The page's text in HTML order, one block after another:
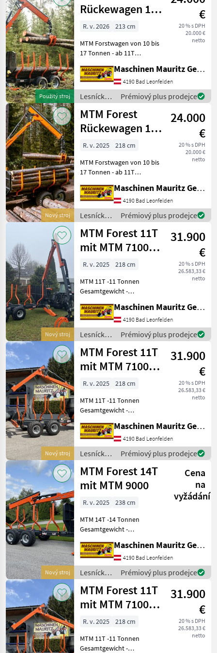
MTM
Forest
Použitý stroj
Rückewagen 10-
17 Tonnen, MTM
Forstkran
€
20 % s DPH
20.000 €
netto
R. v. 2026
213 cm
MTM Forstwagen von 10 bis
17 Tonnen - ab 11T
Knickdeichsel -
Pulverbeschichtung -
optional Forwarderrungen -
Druckluft oder hydraulische
Bremse
Maschinen Mauritz GesmbH
4190 Bad Leonfelden
Lesnícke a
drevárske
stroje /
MTM
Forest
Prémiový plus prodejce
Nový stroj
MTM Forest
Rückewagen 10-
17 Tonnen, MTM
Forstkran
24.000
€
20 % s DPH
20.000 €
netto
R. v. 2025
218 cm
MTM Forstwagen von 10 bis
17 Tonnen - ab 11T
Knickdeichsel -
Pulverbeschichtung -
optional Forwarderrungen -
Druckluft oder hydraulische
Bremse
Maschinen Mauritz GesmbH
4190 Bad Leonfelden
Lesnícke a
drevárske
stroje /
MTM
Forest
Prémiový plus prodejce
Nový stroj
MTM Forest 11T
mit MTM 7100
Kran
31.900
€
20 % s DPH
26.583,33 €
netto
R. v. 2025
218 cm
MTM 11T -11 Tonnen
Gesamtgewicht -
(200x100x6) - Flap down
Abstützung - 1x
zusätzliches Rungenpaar -
Hydraulische Bremse auf
einer Achse -
Maschinen Mauritz GesmbH
4190 Bad Leonfelden
Lesnícke a
drevárske
stroje /
MTM
Forest
Prémiový plus prodejce
Nový stroj
MTM Forest 11T
mit MTM 7100
Kran
31.900
€
20 % s DPH
26.583,33 €
netto
R. v. 2025
218 cm
MTM 11T -11 Tonnen
Gesamtgewicht -
(200x100x6) - Flap down
Abstützung - 1x
zusätzliches Rungenpaar -
Hydraulische Bremse auf
einer Achse -
Maschinen Mauritz GesmbH
4190 Bad Leonfelden
Lesnícke a
drevárske
stroje /
MTM
Forest
Prémiový plus prodejce
Nový stroj
MTM Forest 14T
mit MTM 9000
Cena
na
vyžádání
R. v. 2025
238 cm
MTM 14T -14 Tonnen
Gesamtgewicht -
(200x100x8) - Flap down
Abstützung - 1x
zusätzliches Rungenpaar -
Hydraulische Bremse auf
beiden Achsen
Maschinen Mauritz GesmbH
4190 Bad Leonfelden
Lesnícke a
drevárske
stroje /
MTM
Forest
Prémiový plus prodejce
MTM Forest 11T
mit MTM 7100
Kran
31.900
€
20 % s DPH
26.583,33 €
netto
R. v. 2025
218 cm
MTM 11T -11 Tonnen
Gesamtgewicht -